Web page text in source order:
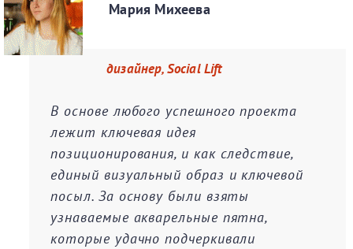
Мария Михеева
дизайнер, Social Lift
В основе любого успешного проекта
лежит ключевая идея
позиционирования, и как следствие,
единый визуальный образ и ключевой
посыл. За основу были взяты
узнаваемые акварельные пятна,
которые удачно подчеркивали